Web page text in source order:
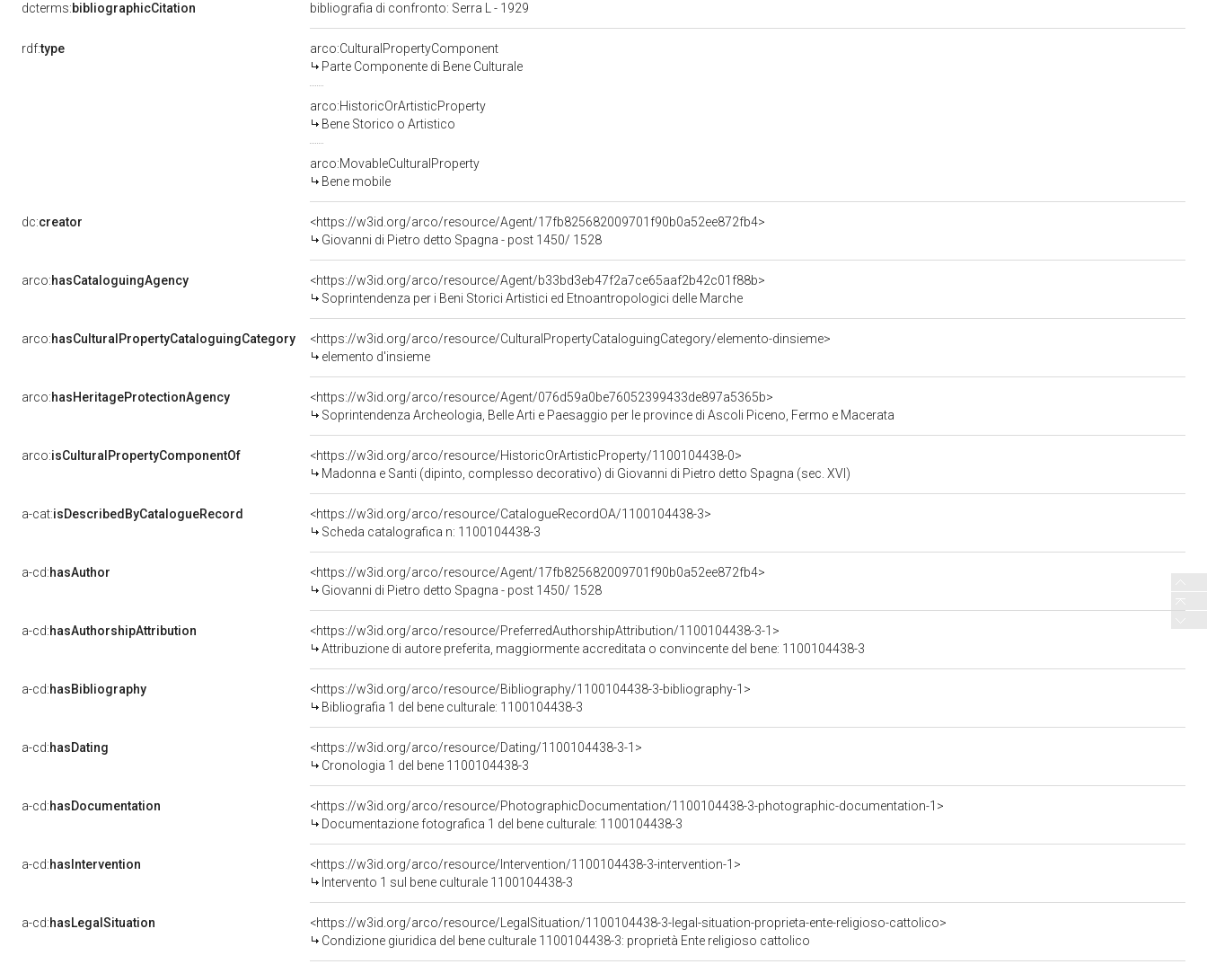
dcterms:bibliographicCitation bibliografia di confronto: Serra L - 1929
rdf:type
arco:CulturalPropertyComponent
Parte Componente di Bene Culturale
arco:HistoricOrArtisticProperty
Bene Storico o Artistico
arco:MovableCulturalProperty
Bene mobile
dc:creator
<https://w3id.org/arco/resource/Agent/17fb825682009701f90b0a52ee872fb4>
Giovanni di Pietro detto Spagna - post 1450/ 1528
arco:hasCataloguingAgency
<https://w3id.org/arco/resource/Agent/b33bd3eb47f2a7ce65aaf2b42c01f88b>
Soprintendenza per i Beni Storici Artistici ed Etnoantropologici delle Marche
arco:hasCulturalPropertyCataloguingCategory
<https://w3id.org/arco/resource/CulturalPropertyCataloguingCategory/elemento-dinsieme>
elemento d'insieme
arco:hasHeritageProtectionAgency
<https://w3id.org/arco/resource/Agent/076d59a0be76052399433de897a5365b>
Soprintendenza Archeologia, Belle Arti e Paesaggio per le province di Ascoli Piceno, Fermo e Macerata
arco:isCulturalPropertyComponentOf
<https://w3id.org/arco/resource/HistoricOrArtisticProperty/1100104438-0>
Madonna e Santi (dipinto, complesso decorativo) di Giovanni di Pietro detto Spagna (sec. XVI)
a-cat:isDescribedByCatalogueRecord
<https://w3id.org/arco/resource/CatalogueRecordOA/1100104438-3>
Scheda catalografica n: 1100104438-3
a-cd:hasAuthor
<https://w3id.org/arco/resource/Agent/17fb825682009701f90b0a52ee872fb4>
Giovanni di Pietro detto Spagna - post 1450/ 1528
a-cd:hasAuthorshipAttribution
<https://w3id.org/arco/resource/PreferredAuthorshipAttribution/1100104438-3-1>
Attribuzione di autore preferita, maggiormente accreditata o convincente del bene: 1100104438-3
a-cd:hasBibliography
<https://w3id.org/arco/resource/Bibliography/1100104438-3-bibliography-1>
Bibliografia 1 del bene culturale: 1100104438-3
a-cd:hasDating
<https://w3id.org/arco/resource/Dating/1100104438-3-1>
Cronologia 1 del bene 1100104438-3
a-cd:hasDocumentation
<https://w3id.org/arco/resource/PhotographicDocumentation/1100104438-3-photographic-documentation-1>
Documentazione fotografica 1 del bene culturale: 1100104438-3
a-cd:hasIntervention
<https://w3id.org/arco/resource/Intervention/1100104438-3-intervention-1>
Intervento 1 sul bene culturale 1100104438-3
a-cd:hasLegalSituation
<https://w3id.org/arco/resource/LegalSituation/1100104438-3-legal-situation-proprieta-ente-religioso-cattolico>
Condizione giuridica del bene culturale 1100104438-3: proprietà Ente religioso cattolico